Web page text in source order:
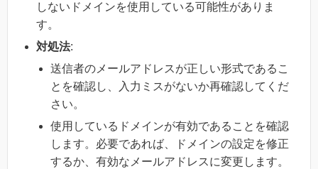
しないドメインを使用している可能性がありま
す。
対処法:
送信者のメールアドレスが正しい形式であるこ
とを確認し、入力ミスがないか再確認してくだ
さい。
使用しているドメインが有効であることを確認
します。必要であれば、ドメインの設定を修正
するか、有効なメールアドレスに変更します。